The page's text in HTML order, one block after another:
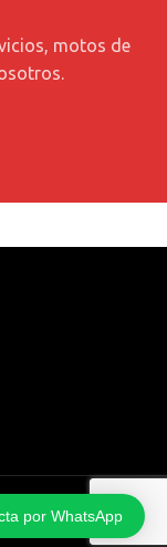
motos de
Ley de Cookies
por WhatsApp